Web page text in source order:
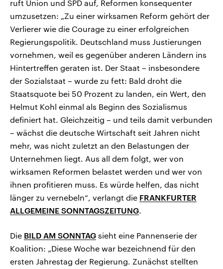
ruft Union und SPD auf, Reformen konsequenter
umzusetzen: „Zu einer wirksamen Reform gehört der
Verlierer wie die Courage zu einer erfolgreichen
Regierungspolitik. Deutschland muss Justierungen
vornehmen, weil es gegenüber anderen Ländern ins
Hintertreffen geraten ist. Der Staat – insbesondere
der Sozialstaat – wurde zu fett: Bald droht die
Staatsquote bei 50 Prozent zu landen, ein Wert, den
Helmut Kohl einmal als Beginn des Sozialismus
definiert hat. Gleichzeitig – und teils damit verbunden
– wächst die deutsche Wirtschaft seit Jahren nicht
mehr, was nicht zuletzt an den Belastungen der
Unternehmen liegt. Aus all dem folgt, wer von
wirksamen Reformen belastet werden und wer von
ihnen profitieren muss. Es würde helfen, das nicht
länger zu vernebeln“, verlangt die FRANKFURTER
ALLGEMEINE SONNTAGSZEITUNG.
Die BILD AM SONNTAG sieht eine Pannenserie der
Koalition: „Diese Woche war bezeichnend für den
ersten Jahrestag der Regierung. Zunächst stellten